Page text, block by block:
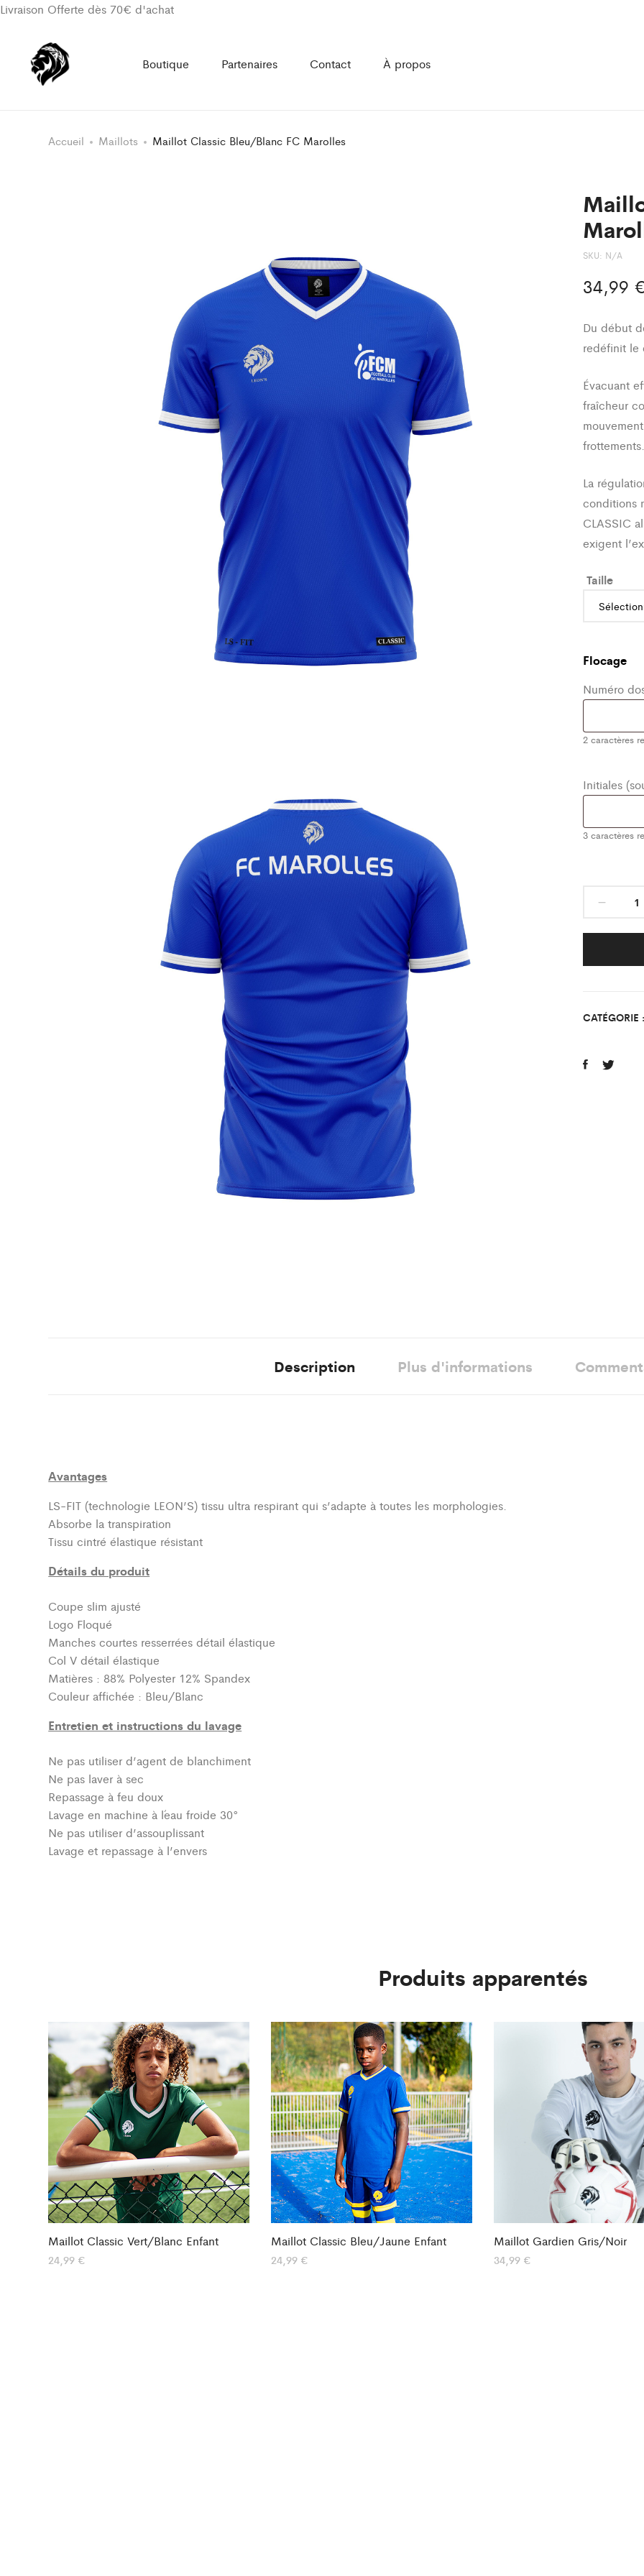
Livraison Offerte dès 70€ d'achat
Boutique Partenaires Contact À propos
Accueil Maillots Maillot Classic Bleu/Blanc FC Marolles
SKU: N/A
34,99
Du début
redéfinit le
Évacuant
fraîcheur
frottements.
La
conditions
CLASSIC
exigent
Taille
Flocage
Numéro
2caractères
Initiales
3caractères
Maillot
CATÉGORIE :
Description Plus d'informations
Avantages
LS-FIT (technologie LEON’S)tissu ultra respirant qui s’adapte à toutes les morphologies.
Absorbe la transpiration
Tissu cintré élastique résistant
Détails du produit
Coupe slim ajusté
Logo Floqué
Manches courtes resserrées détail élastique
Col V détail élastique
Matières : 88% Polyester 12% Spandex
Couleur affichée : Bleu/Blanc
Entretien et instructions du lavage
Ne pas utiliser d’agent de blanchiment
Ne pas laver à sec
Repassage à feu doux
Lavage en machine à l´eau froide 30°
Ne pas utiliser d’assouplissant
Lavage et repassage à l’envers
Produits apparentés
Maillot Classic Vert/Blanc Enfant
24,99 €
Maillot Classic Bleu/Jaune Enfant
24,99 €
Maillot Gardien Gris/Noir
34,99 €